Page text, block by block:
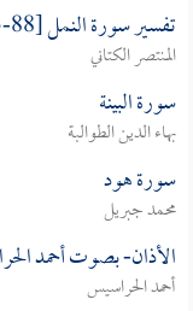
تفسير سورة النمل [88-93]
المنتصر الكتاني
سورة البينة
بهاء الدين الطوالبة
سورة هود
محمد جبريل
الأذان- بصوت أحمد
أحمد الحراسيس